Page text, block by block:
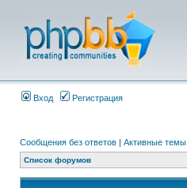
Вход Регистрация
Сообщения без ответов | Активные темы
Список форумов